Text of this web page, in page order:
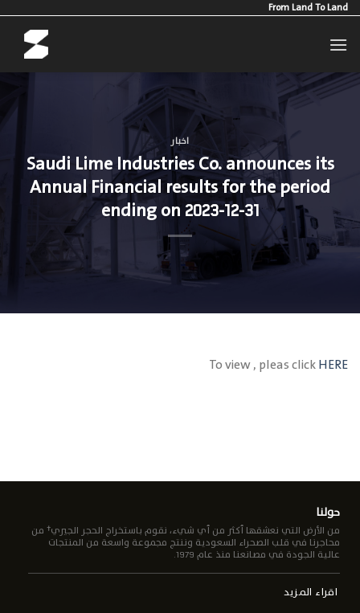
Skip
content
From Land To Land
اخبار
Saudi Lime Industries Co. announces its
Annual Financial results for the period
ending on 2023-12-31
To view , pleas clickHERE
حولنا
من الأرض التي نعشقها أكثر من أي شيء، نقوم باستخراج الحجر الجيري† من
محاجرنا في قلب الصحراء السعودية وننتج مجموعة واسعة من المنتجات
عالية الجودة في مصانعنا منذ عام 1979.
اقراء المزيد